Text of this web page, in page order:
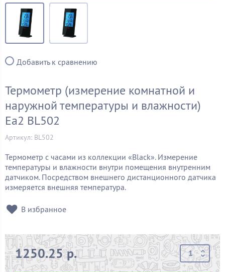
Добавить к сравнению
Термометр (измерение комнатной и
наружной температуры и влажности)
Ea2 BL502
Артикул: BL502
Термометр с часами из коллекции «Black». Измерение
температуры и влажности внутри помещения внутренним
датчиком. Посредством внешнего дистанционного датчика
измеряется внешняя температура.
В избранное
1250.25 р.